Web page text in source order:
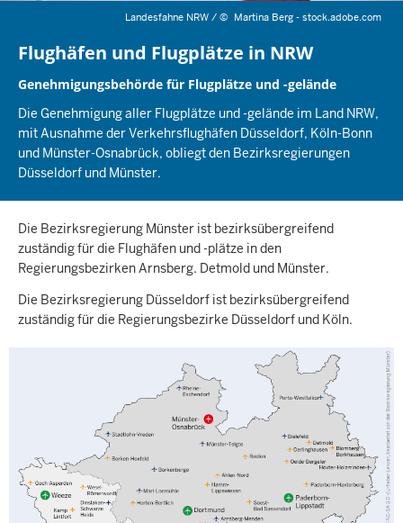
Landesfahne NRW /© Martina Berg - stock.adobe.com
Flughäfen und Flugplätze in NRW
Genehmigungsbehörde für Flugplätze und -gelände
Die Genehmigung aller Flugplätze und -gelände im Land NRW,
mit Ausnahme der Verkehrsflughäfen Düsseldorf, Köln-Bonn
und Münster-Osnabrück, obliegt den Bezirksregierungen
Düsseldorf und Münster.
Die Bezirksregierung Münster ist bezirksübergreifend
zuständig für die Flughäfen und -plätze in den
Regierungsbezirken Arnsberg. Detmold und Münster.
Die Bezirksregierung Düsseldorf ist bezirksübergreifend
zuständig für die Regierungsbezirke Düsseldorf und Köln.